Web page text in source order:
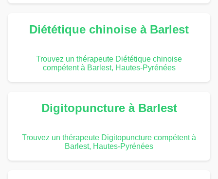
Diététique chinoise à Barlest
Trouvez un thérapeute Diététique chinoise
compétent à Barlest, Hautes-Pyrénées
Digitopuncture à Barlest
Trouvez un thérapeute Digitopuncture compétent à
Barlest, Hautes-Pyrénées